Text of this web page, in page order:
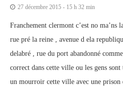
27 décembre 2015 - 15 h 32 min
Franchement clermont c’est no ma’ns
rue pré la reine , avenue d ela
delabré , rue du port abandonné
correct dans cette ville ou les gens
un mourroir cette ville avec une prison